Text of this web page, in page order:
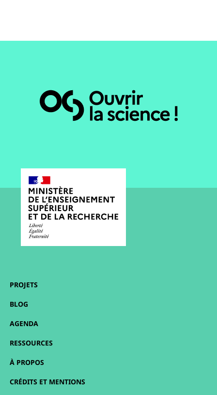
PROJETS
BLOG
AGENDA
RESSOURCES
À PROPOS
CRÉDITS ET MENTIONS